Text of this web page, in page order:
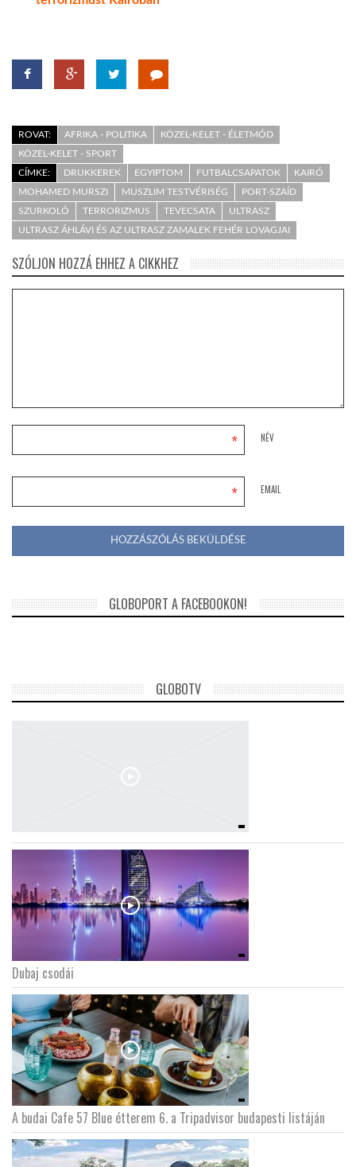
ROVAT: AFRIKA - POLITIKA
KÖZEL-KELET - ÉLETMÓD
KÖZEL-KELET - SPORT
CÍMKE:
DRUKKEREK EGYIPTOM FUTBALCSAPATOK
KAIRÓ
MOHAMED MURSZI
MUSZLIM TESTVÉRISÉG
PORT-SZAÍD
SZURKOLÓ
TERRORIZMUS TEVECSATA
ULTRASZ
ULTRASZ ÁHLÁVI ÉS AZ ULTRASZ ZAMALEK FEHÉR LOVAGJAI
SZÓLJON HOZZÁ EHHEZ A CIKKHEZ
NÉV
*
EMAIL
*
GLOBOPORT A FACEBOOKON!
GLOBOTV
Dubaj csodái
A budai Cafe 57 Blue étterem 6. a Tripadvisor budapesti listáján